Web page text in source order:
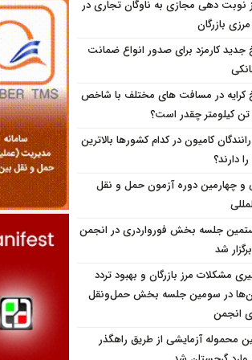
نوبت دهی مجازی به ناوگان تجاری در
مرزی بازرگان
جدید کارمزد برای صدور انواع ضمانت
کرایه در مسافت‌ های مختلف با شاخص
کیلومتر چقدر است؟
کامیون در کدام کشورها بالاترین
دارند؟
چهارمین دوره آزمون حمل و نقل
جلسه بخش فورواردری در انجمن
شد
مشکلات مرز بازرگان و بهبود تردد
در سومین جلسه بخش حمل‌ونقل
انجمن
محموله آزمایشی از طریق راهگذر